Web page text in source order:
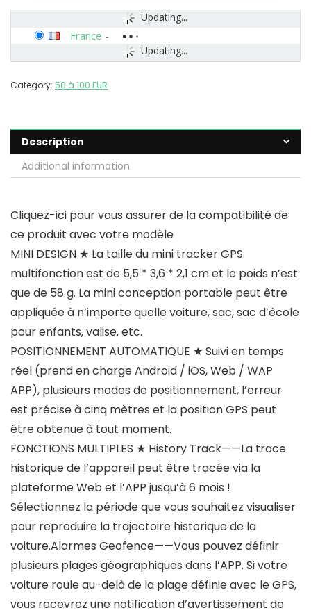
Updating...
Updating...
France -
Category: 50 à 100 EUR
Description
Additional information
Cliquez-ici pour vous assurer de la compatibilité de
ce produit avec votre modèle
MINI DESIGN ★ La taille du mini tracker GPS
multifonction est de 5,5 * 3,6 * 2,1 cm et le poids n’est
que de 58 g. La mini conception portable peut être
appliquée à n’importe quelle voiture, sac, sac d’école
pour enfants, valise, etc.
POSITIONNEMENT AUTOMATIQUE ★ Suivi en temps
réel (prend en charge Android / iOS, Web / WAP
APP), plusieurs modes de positionnement, l’erreur
est précise à cinq mètres et la position GPS peut
être obtenue à tout moment.
FONCTIONS MULTIPLES ★ History Track——La trace
historique de l’appareil peut être tracée via la
plateforme Web et l’APP jusqu’à 6 mois !
Sélectionnez la période que vous souhaitez visualiser
pour reproduire la trajectoire historique de la
voiture.Alarmes Geofence——Vous pouvez définir
plusieurs plages géographiques dans l’APP. Si votre
voiture roule au-delà de la plage définie avec le GPS,
vous recevrez une notification d’avertissement de